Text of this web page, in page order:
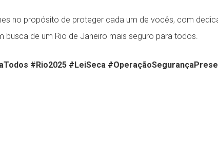
no propósito de proteger cada um de vocês, com
busca de um Rio de Janeiro mais seguro para todos.
#Rio2025 #LeiSeca